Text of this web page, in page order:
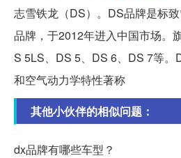
志雪铁龙（DS）。DS品牌是标
品牌，于2012年进入中国市场。
S 5LS、DS 5、DS 6、DS 7等。
和空气动力学特性著称
其他小伙伴的相似问题：
dx品牌有哪些车型？